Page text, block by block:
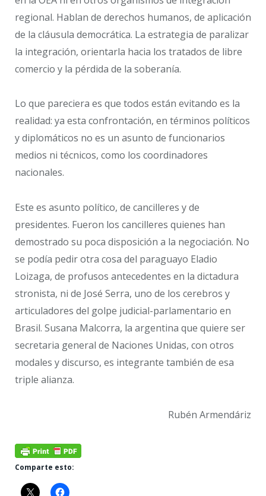
regional. Hablan de derechos humanos, de aplicación
de la cláusula democrática. La estrategia de paralizar
la integración, orientarla hacia los tratados de libre
comercio y la pérdida de la soberanía.
Lo que pareciera es que todos están evitando es la
realidad: ya esta confrontación, en términos políticos
y diplomáticos no es un asunto de funcionarios
medios ni técnicos, como los coordinadores
nacionales.
Este es asunto político, de cancilleres y de
presidentes. Fueron los cancilleres quienes han
demostrado su poca disposición a la negociación. No
se podía pedir otra cosa del paraguayo Eladio
Loizaga, de profusos antecedentes en la dictadura
stronista, ni de José Serra, uno de los cerebros y
articuladores del golpe judicial-parlamentario en
Brasil. Susana Malcorra, la argentina que quiere ser
secretaria general de Naciones Unidas, con otros
modales y discurso, es integrante también de esa
triple alianza.
Rubén Armendáriz
Comparte esto: